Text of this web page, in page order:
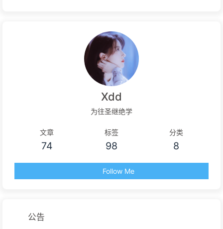
Xdd
为往圣继绝学
文章
74
标签
98
分类
8
Follow Me
公告